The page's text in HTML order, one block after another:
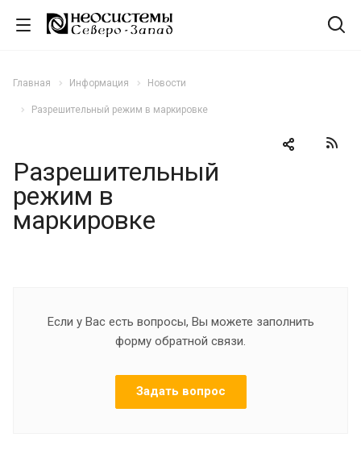
Главная Информация Новости
Разрешительный режим в маркировке
Разрешительный
режим в
маркировке
Если у Вас есть вопросы, Вы можете заполнить
форму обратной связи.
Задать вопрос